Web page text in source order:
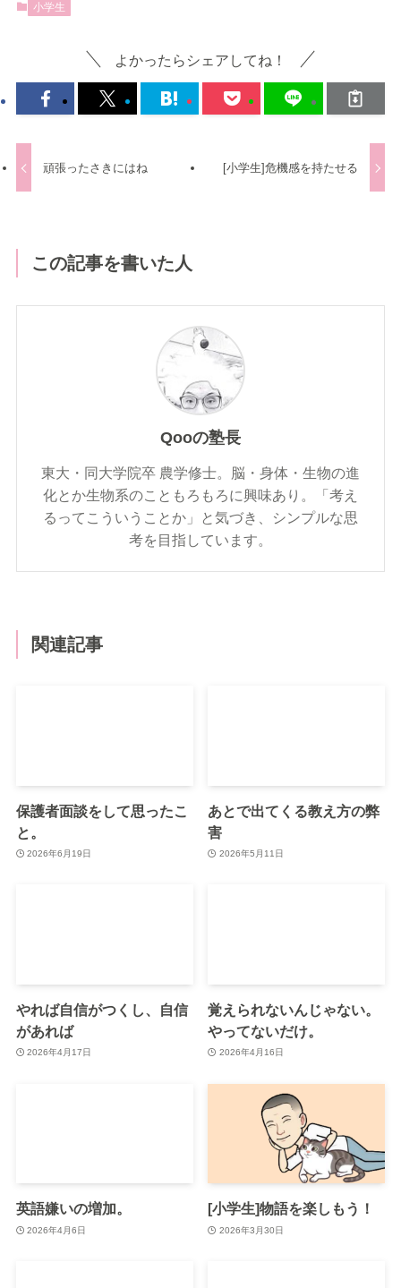
小学生
よかったらシェアしてね！
頑張ったさきにはね [小学生]危機感を持たせる
この記事を書いた人
Qooの塾長
東大・同大学院卒 農学修士。脳・身体・生物の進
化とか生物系のこともろもろに興味あり。「考え
るってこういうことか」と気づき、シンプルな思
考を目指しています。
関連記事
保護者面談をして思ったこ
と。
2026年6月19日
あとで出てくる教え方の弊
害
2026年5月11日
やれば自信がつくし、自信
があれば
2026年4月17日
覚えられないんじゃない。
やってないだけ。
2026年4月16日
英語嫌いの増加。
2026年4月6日
[小学生]物語を楽しもう！
2026年3月30日